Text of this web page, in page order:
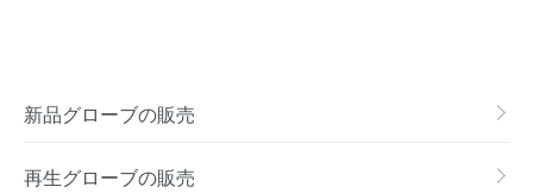
新品グローブの販売
再生グローブの販売